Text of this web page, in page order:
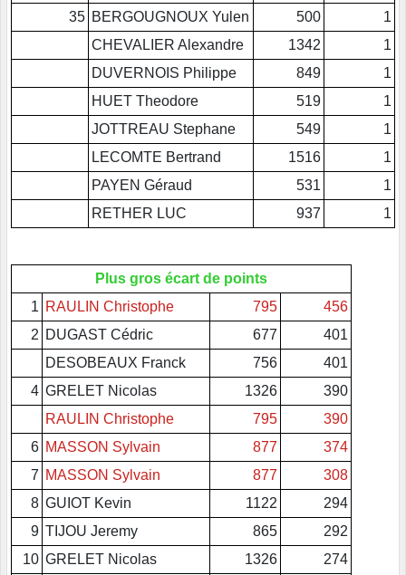
35 BERGOUGNOUX Yulen 500
1
CHEVALIER Alexandre
1342
1
DUVERNOIS Philippe
849
1
HUET Theodore
519
1
JOTTREAU Stephane
549
1
LECOMTE Bertrand
1516
1
PAYEN Géraud
531
1
RETHER LUC
937 1
Plus gros écart de points
1 RAULIN Christophe 795
456
2 DUGAST Cédric 677
401
DESOBEAUX Franck
756
401
4 GRELET Nicolas 1326
390
RAULIN Christophe
795
390
6 MASSON Sylvain 877
374
7 MASSON Sylvain 877
308
8 GUIOT Kevin 1122
294
9 TIJOU Jeremy 865
292
10 GRELET Nicolas 1326
274